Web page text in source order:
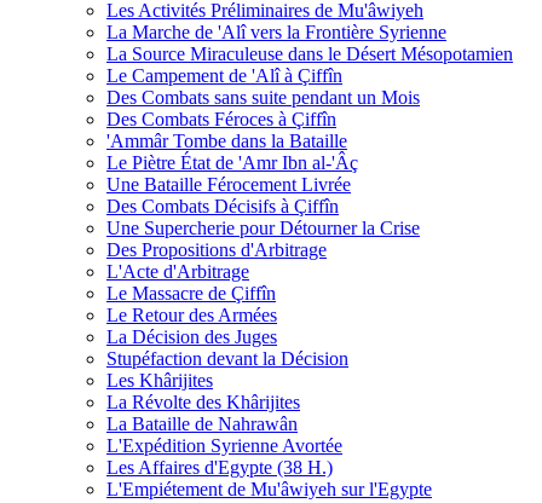
Les Activités Préliminaires de Mu'âwiyeh
La Marche de 'Alî vers la Frontière Syrienne
La Source Miraculeuse dans le Désert Mésopotamien
Le Campement de 'Alî à Çiffîn
Des Combats sans suite pendant un Mois
Des Combats Féroces à Çiffîn
'Ammâr Tombe dans la Bataille
Le Piètre État de 'Amr Ibn al-'Âç
Une Bataille Férocement Livrée
Des Combats Décisifs à Çiffîn
Une Supercherie pour Détourner la Crise
Des Propositions d'Arbitrage
L'Acte d'Arbitrage
Le Massacre de Çiffîn
Le Retour des Armées
La Décision des Juges
Stupéfaction devant la Décision
Les Khârijites
La Révolte des Khârijites
La Bataille de Nahrawân
L'Expédition Syrienne Avortée
Les Affaires d'Egypte (38 H.)
L'Empiétement de Mu'âwiyeh sur l'Egypte